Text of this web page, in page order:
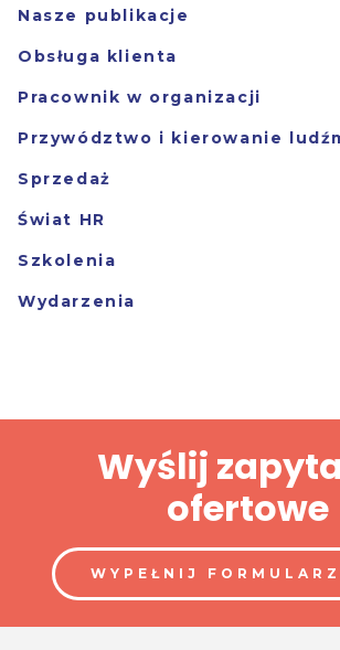
Nasze publikacje
Obsługa klienta
Pracownik w organizacji
Przywództwo i kierowanie
Sprzedaż
Świat HR
Szkolenia
Wydarzenia
Wyślij
ofertowe
WYPEŁNIJ FORMULARZ